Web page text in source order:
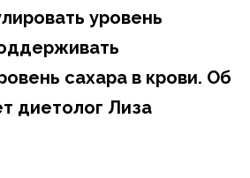
уровень
сахара в крови. Об
диетолог Лиза